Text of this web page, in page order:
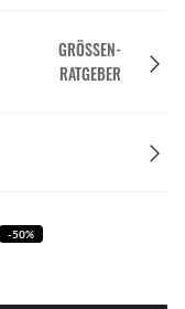
GRÖSSEN-R
ATGEBER
-50%